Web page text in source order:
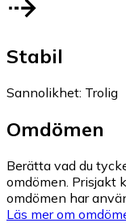
Stabil
Sannolikhet: Trolig
Omdömen
Berätta vad du
omdömen. Prisjakt
omdömen har
Läs mer om